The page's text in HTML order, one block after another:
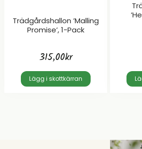
Trädgårdshallon ’Malling
Promise’, 1-Pack
315,00kr
Lägg i skottkärran